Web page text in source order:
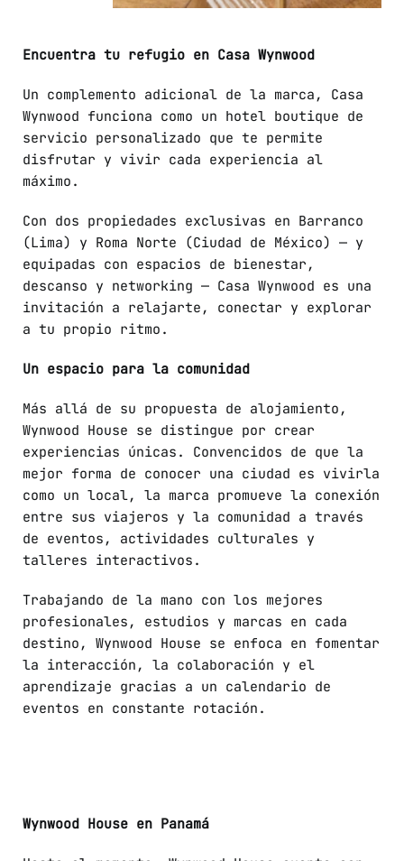
Encuentra tu refugio en Casa Wynwood
Un complemento adicional de la marca, Casa
Wynwood funciona como un hotel boutique de
servicio personalizado que te permite
disfrutar y vivir cada experiencia al
máximo.
Con dos propiedades exclusivas en Barranco
(Lima) y Roma Norte (Ciudad de México) — y
equipadas con espacios de bienestar,
descanso y networking — Casa Wynwood es una
invitación a relajarte, conectar y explorar
a tu propio ritmo.
Un espacio para la comunidad
Más allá de su propuesta de alojamiento,
Wynwood House se distingue por crear
experiencias únicas. Convencidos de que la
mejor forma de conocer una ciudad es vivirla
como un local, la marca promueve la conexión
entre sus viajeros y la comunidad a través
de eventos, actividades culturales y
talleres interactivos.
Trabajando de la mano con los mejores
profesionales, estudios y marcas en cada
destino, Wynwood House se enfoca en fomentar
la interacción, la colaboración y el
aprendizaje gracias a un calendario de
eventos en constante rotación.
Wynwood House en Panamá